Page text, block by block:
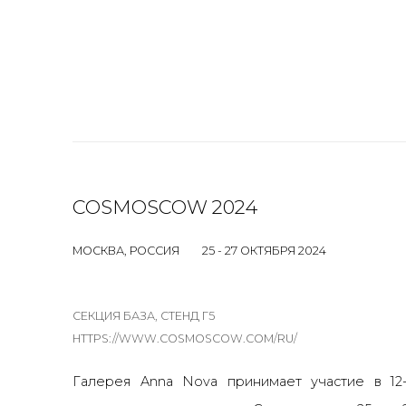
COSMOSCOW 2024
МОСКВА, РОССИЯ 25 - 27 ОКТЯБРЯ 2024
СЕКЦИЯ БАЗА, СТЕНД Г5
HTTPS://WWW.COSMOSCOW.COM/RU/
Галерея Anna Nova принимает участие в